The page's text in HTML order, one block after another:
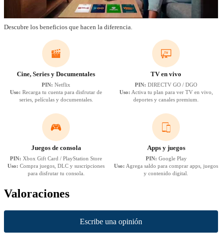
Descubre los beneficios que hacen la diferencia.
Cine, Series y Documentales
PIN: Netflix
Uso: Recarga tu cuenta para disfrutar de
series, películas y documentales.
TV en vivo
PIN: DIRECTV GO / DGO
Uso: Activa tu plan para ver TV en vivo,
deportes y canales premium.
Juegos de consola
PIN: Xbox Gift Card / PlayStation Store
Uso: Compra juegos, DLC y suscripciones
para disfrutar tu consola.
Apps y juegos
PIN: Google Play
Uso: Agrega saldo para comprar apps, juegos
y contenido digital.
Valoraciones
Escribe una opinión
New content loaded